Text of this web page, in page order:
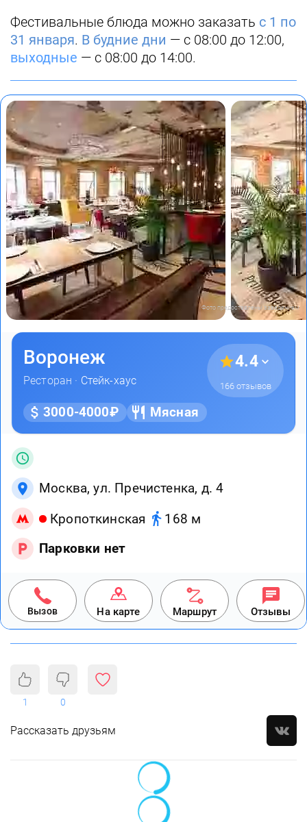
Фестивальные блюда можно заказать с 1 по
31 января. В будние дни — с 08:00 до 12:00,
выходные — с 08:00 до 14:00.
Фото предоставлены заведением
Воронеж
Ресторан · Стейк-хаус
4.4
166 отзывов
3000-4000₽ Мясная
Москва, ул. Пречистенка, д. 4
Кропоткинская
168 м
Парковки нет
Вызов На карте Маршрут Отзывы
1 0
Рассказать друзьям